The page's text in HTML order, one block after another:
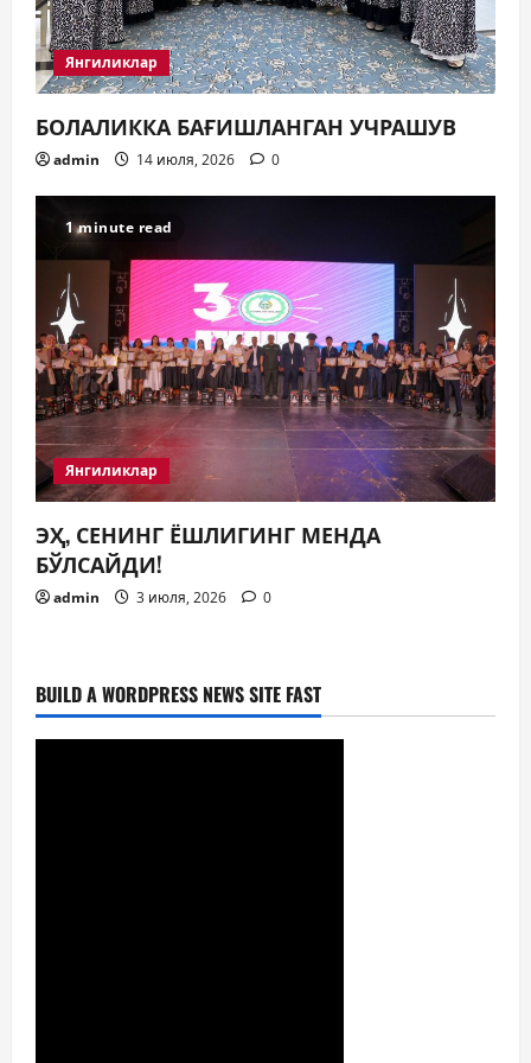
Янгиликлар
БОЛАЛИККА БАҒИШЛАНГАН УЧРАШУВ
admin 14 июля, 2026 0
1 minute read
Янгиликлар
ЭҲ, СЕНИНГ ЁШЛИГИНГ МЕНДА
БЎЛСАЙДИ!
admin 3 июля, 2026 0
BUILD A WORDPRESS NEWS SITE FAST